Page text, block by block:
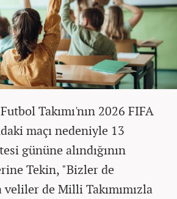
Takımı'nın 2026 FIFA
maçı nedeniyle 13
gününe alındığının
Tekin, "Bizler de
veliler de Milli Takımımızla